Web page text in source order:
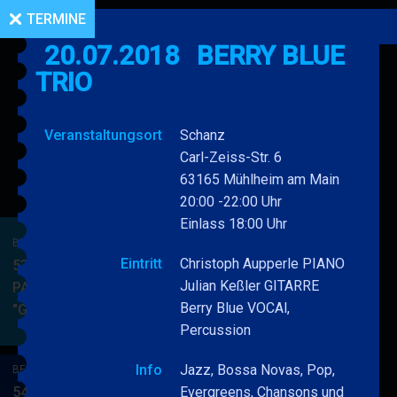
BERRY BLUE & BAND
53. JAZZ Matinee in den
PARKSIDE STUDIOS
"Gypsy Jazz"
BAND
BERRY BLUE & BAND
54. JAZZ Matinee in den
TERMINE
20.07.2018
BERRY BLUE
TRIO
Veranstaltungsort
Schanz
Carl-Zeiss-Str. 6
63165 Mühlheim am Main
20:00 -22:00 Uhr
Einlass 18:00 Uhr
Eintritt
Christoph Aupperle PIANO
Julian Keßler GITARRE
Berry Blue VOCAl,
Percussion
Info
Jazz, Bossa Novas, Pop,
Evergreens, Chansons und